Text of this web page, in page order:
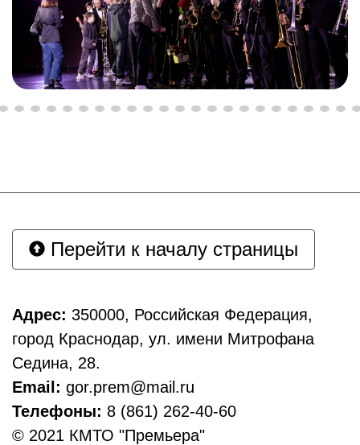
Перейти к началу страницы
Адрес: 350000, Российская Федерация,
город Краснодар, ул. имени Митрофана
Седина, 28.
Email: gor.prem@mail.ru
Телефоны: 8 (861) 262-40-60
© 2021 КМТО "Премьера"